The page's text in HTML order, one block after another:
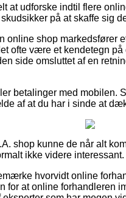
at udforske indtil flere
på at skaffe sig
online shop markedsfører
ofte være et kendetegn
side omsluttet af en
betalinger med mobilen.
af at du har i sinde at
shop kunne de når alt
ikke videre interessant.
hvorvidt online
for at online forhandleren